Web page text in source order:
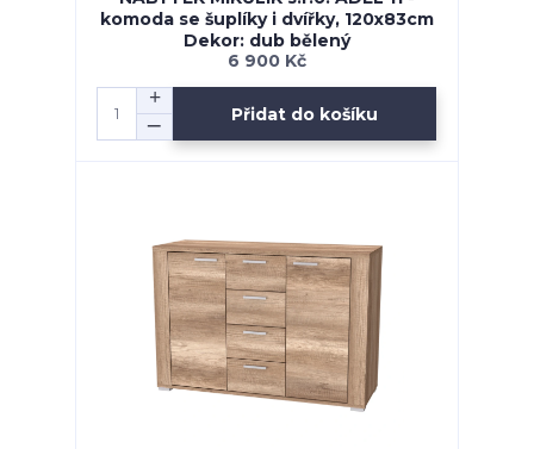
komoda se šuplíky i dvířky, 120x83cm
Dekor: dub bělený
6 900 Kč
Přidat do košíku